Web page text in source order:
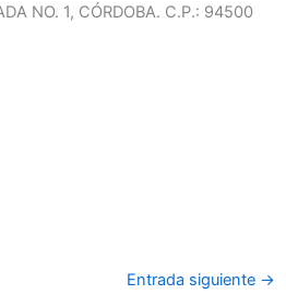
NO. 1, CÓRDOBA. C.P.: 94500
Entrada siguiente →